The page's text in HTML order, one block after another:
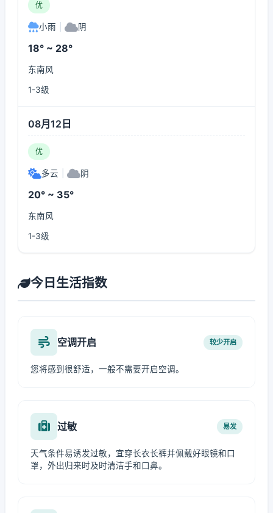
优
小雨 阴
18° ~ 28°
东南风
1-3级
08月12日
优
多云 阴
20° ~ 35°
东南风
1-3级
今日生活指数
空调开启 较少开启
您将感到很舒适，一般不需要开启空调。
过敏 易发
天气条件易诱发过敏，宜穿长衣长裤并佩戴好眼镜和口
罩，外出归来时及时清洁手和口鼻。